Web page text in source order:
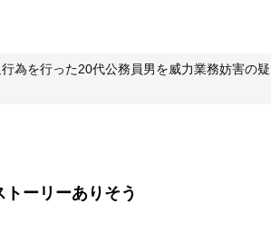
為を行った20代公務員男を威力業務妨害の疑
ーリーありそう